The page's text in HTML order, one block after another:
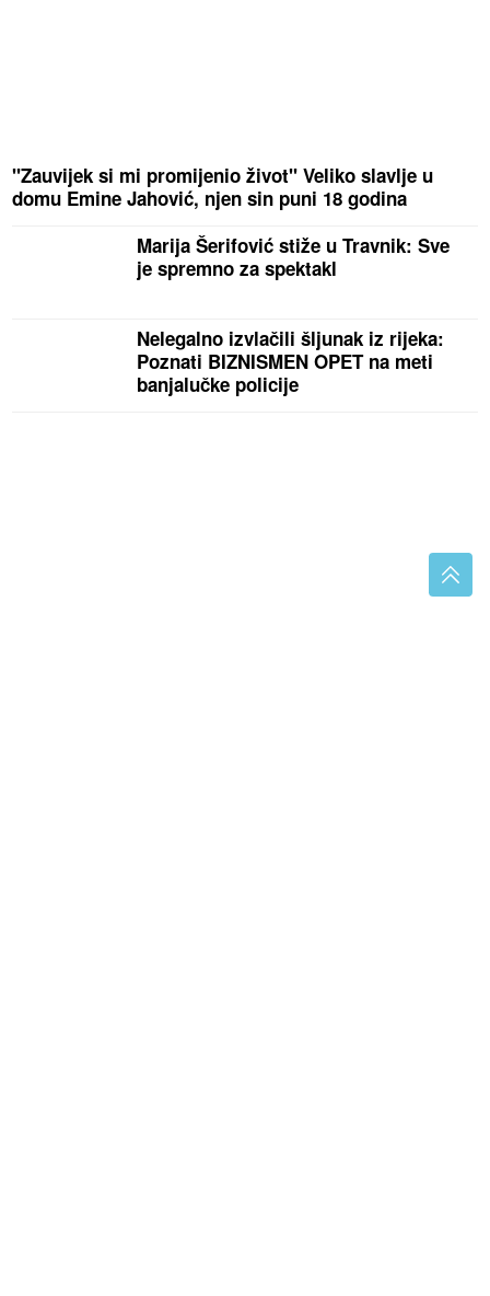
"Zauvijek si mi promijenio život" Veliko slavlje u
domu Emine Jahović, njen sin puni 18 godina
Marija Šerifović stiže u Travnik: Sve
je spremno za spektakl
Nelegalno izvlačili šljunak iz rijeka:
Poznati BIZNISMEN OPET na meti
banjalučke policije